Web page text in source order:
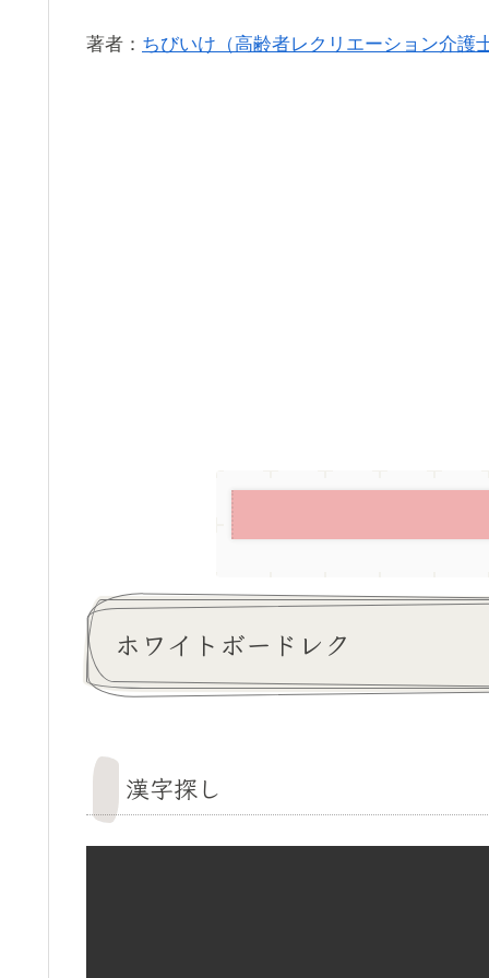
著者： ちびいけ（高齢者レクリエーション介護
ホワイトボードレク
漢字探し